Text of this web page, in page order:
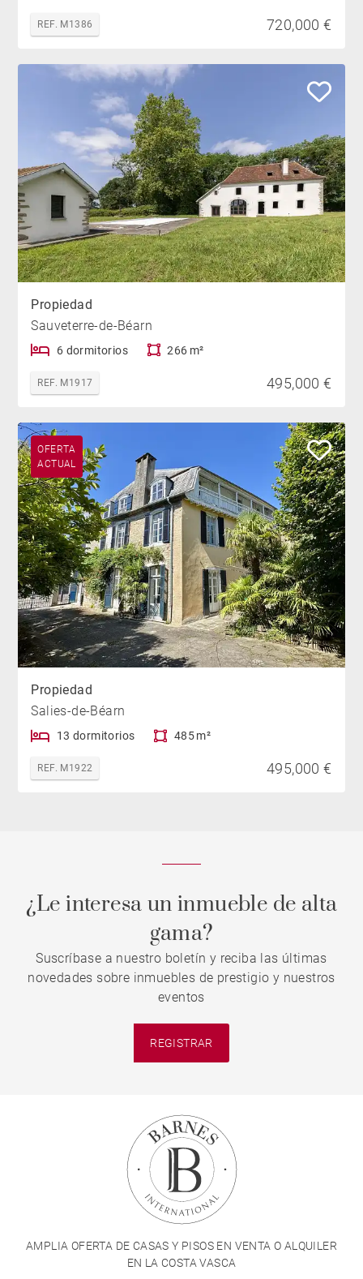
REF. M1386 720,000 €
Propiedad
Sauveterre-de-Béarn
6 dormitorios 266 m²
REF. M1917 495,000 €
OFERTA
ACTUAL
Propiedad
Salies-de-Béarn
13 dormitorios 485 m²
REF. M1922 495,000 €
¿Le interesa un inmueble de alta
gama?
Suscríbase a nuestro boletín y reciba las últimas
novedades sobre inmuebles de prestigio y nuestros
eventos
REGISTRAR
AMPLIA OFERTA DE CASAS Y PISOS EN VENTA O ALQUILER
EN LA COSTA VASCA